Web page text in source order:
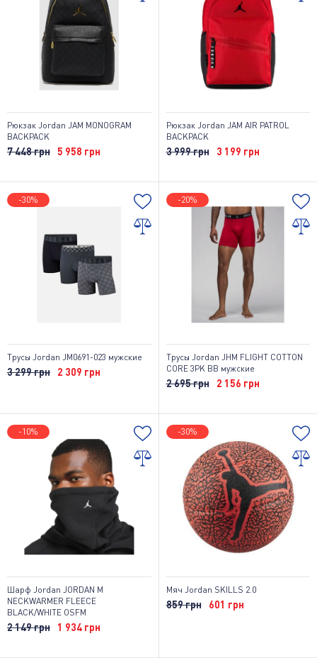
Рюкзак Jordan JAM MONOGRAM
BACKPACK
7 448 грн 5 958 грн
Рюкзак Jordan JAM AIR PATROL
BACKPACK
3 999 грн 3 199 грн
-30%
Трусы Jordan JM0691-023 мужские
3 299 грн 2 309 грн
-20%
Трусы Jordan JHM FLIGHT COTTON
CORE 3PK BB мужские
2 695 грн 2 156 грн
-10%
Шарф Jordan JORDAN M
NECKWARMER FLEECE
BLACK/WHITE OSFM
2 149 грн 1 934 грн
-30%
Мяч Jordan SKILLS 2.0
859 грн 601 грн